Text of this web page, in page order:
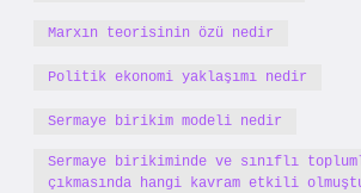
Marxın teorisinin özü nedir
Politik ekonomi yaklaşımı nedir
Sermaye birikim modeli nedir
Sermaye birikiminde ve sınıflı
çıkmasında hangi kavram etkili